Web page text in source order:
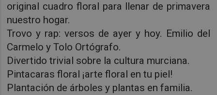
original cuadro floral para llenar de primavera
nuestro hogar.
Trovo y rap: versos de ayer y hoy. Emilio del
Carmelo y Tolo Ortógrafo.
Divertido trivial sobre la cultura murciana.
Pintacaras floral ¡arte floral en tu piel!
Plantación de árboles y plantas en familia.